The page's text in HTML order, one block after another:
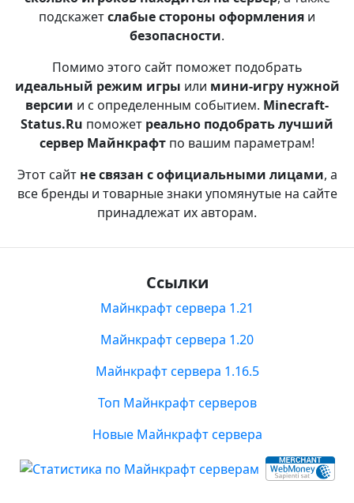
подскажетслабые стороны оформления и
безопасности.
Помимо этого сайт поможет подобрать
идеальный режим игры или мини-игру нужной
версии и с определенным событием. Minecraft-
Status.Ru поможет реально подобрать лучший
сервер Майнкрафт по вашим параметрам!
Этот сайт не связан с официальными лицами, а
все бренды и товарные знаки упомянутые на сайте
принадлежат их авторам.
Ссылки
Майнкрафт сервера 1.21
Майнкрафт сервера 1.20
Майнкрафт сервера 1.16.5
Топ Майнкрафт серверов
Новые Майнкрафт сервера